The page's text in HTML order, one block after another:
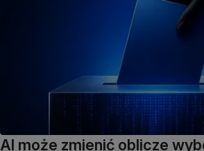
AI może zmienić oblicze